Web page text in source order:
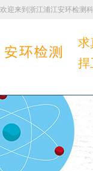
欢迎来到浙江浦江安环检测
求
捍